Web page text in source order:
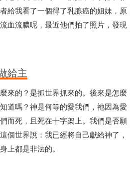
給我看了一個得了乳腺癌的姐妹，原
血流膿呢，最近他們拍了照片，發現
給主
來的？是抓世界抓來的。後來是怎麼
道嗎？神是何等的愛我們，祂因為愛
而死，且死在十字架上。我們是否願
個世界說：我已經將自己獻給神了，
上都是非法的。